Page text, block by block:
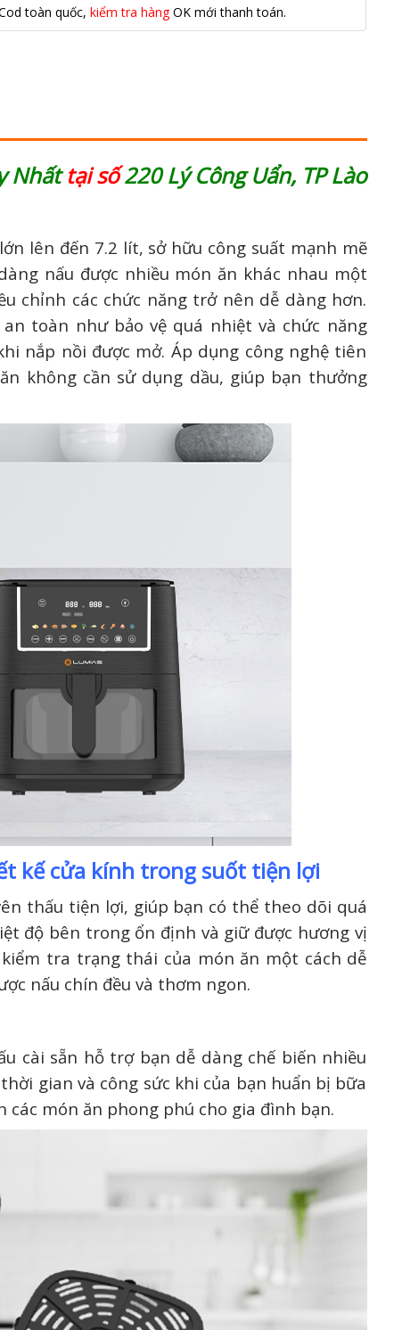
toàn quốc, kiểm tra hàngOK mới thanh toán.
Nhấttại số220 Lý Công Uẩn, TP Lào
lên đến 7.2 lít, sở hữu công suất mạnh mẽ
nấu được nhiều món ăn khác nhau một
chỉnh các chức năng trở nên dễ dàng hơn.
toàn như bảo vệ quá nhiệt và chức năng
nắp nồi được mở. Áp dụng công nghệ tiên
không cần sử dụng dầu, giúp bạn thưởng
kế cửa kính trong suốt tiện lợi
thấu tiện lợi, giúp bạn có thể theo dõi quá
độ bên trong ổn định và giữ được hương vị
tra trạng thái của món ăn một cách dễ
nấu chín đều và thơm ngon.
cài sẵn hỗ trợ bạn dễ dàng chế biến nhiều
gian và công sức khi của bạn huẩn bị bữa
món ăn phong phú cho gia đình bạn.